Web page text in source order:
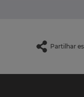
Partilhar